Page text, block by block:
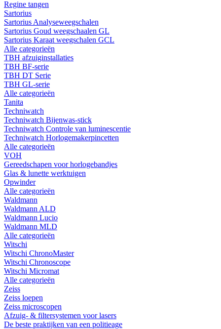
Regine tangen
Sartorius
Sartorius Analyseweegschalen
Sartorius Goud weegschaalen GL
Sartorius Karaat weegschalen GCL
Alle categorieën
TBH afzuiginstallaties
TBH BF-serie
TBH DT Serie
TBH GL-serie
Alle categorieën
Tanita
Techniwatch
Techniwatch Bijenwas-stick
Techniwatch Controle van luminescentie
Techniwatch Horlogemakerpincetten
Alle categorieën
VOH
Gereedschapen voor horlogebandjes
Glas & lunette werktuigen
Opwinder
Alle categorieën
Waldmann
Waldmann ALD
Waldmann Lucio
Waldmann MLD
Alle categorieën
Witschi
Witschi ChronoMaster
Witschi Chronoscope
Witschi Micromat
Alle categorieën
Zeiss
Zeiss loepen
Zeiss microscopen
Afzuig- & filtersystemen voor lasers
De beste praktijken van een politieage